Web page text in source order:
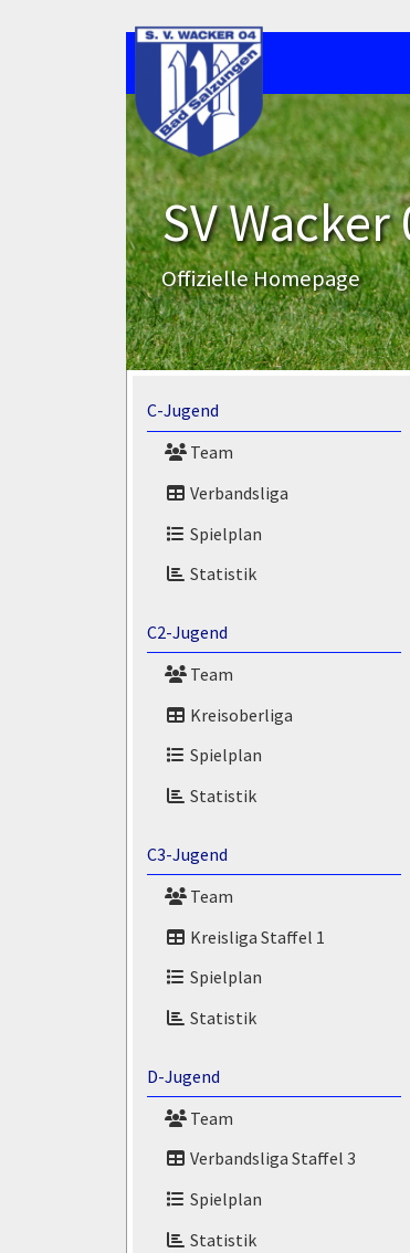
SV
Offizielle Homepage
C-Jugend
Team
Verbandsliga
Spielplan
Statistik
C2-Jugend
Team
Kreisoberliga
Spielplan
Statistik
C3-Jugend
Team
Kreisliga Staffel 1
Spielplan
Statistik
D-Jugend
Team
Verbandsliga Staffel 3
Spielplan
Statistik